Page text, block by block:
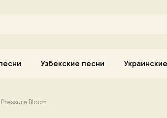
Узбекские песни
Pressure Bloom